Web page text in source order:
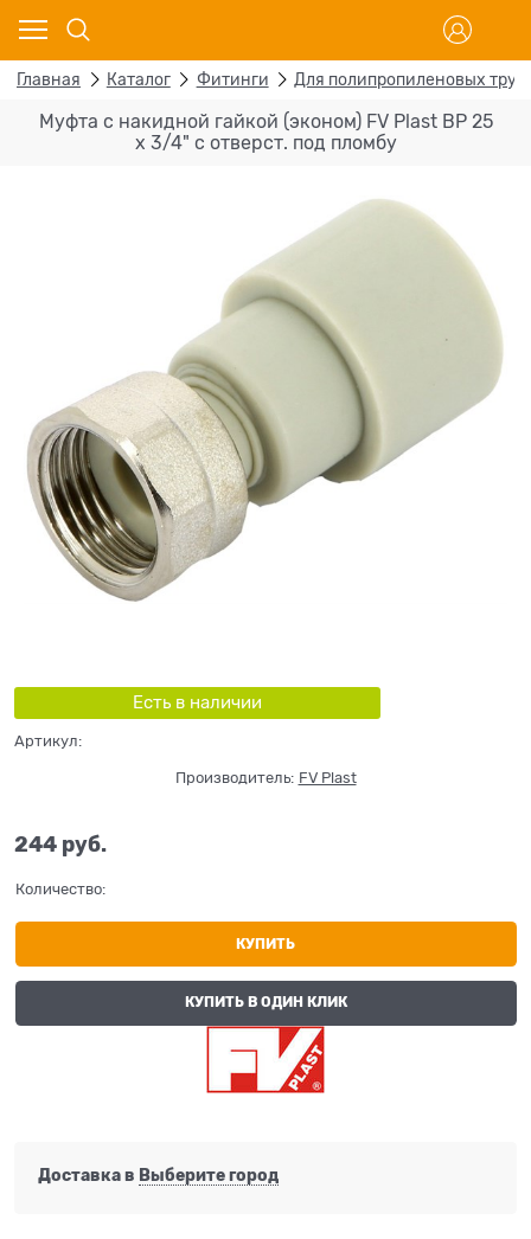
Главная Каталог Фитинги Для полипропиленовых труб
Муфта с накидной гайкой (эконом) FV Plast ВР 25
х 3/4" с отверст. под пломбу
Есть в наличии
Артикул:
Производитель: FV Plast
244 руб.
Количество:
КУПИТЬ
КУПИТЬ В ОДИН КЛИК
Доставка в Выберите город